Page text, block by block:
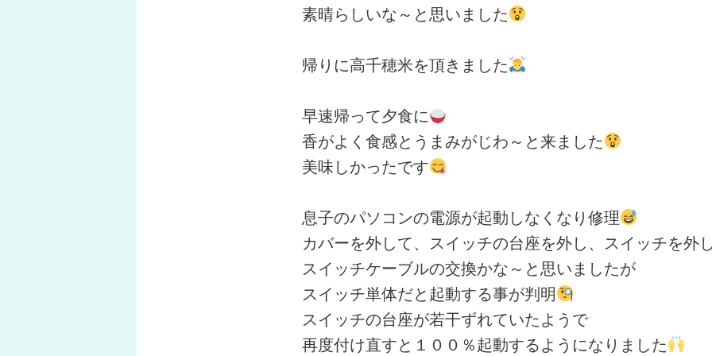
素晴らしいな～と思いました
帰りに高千穂米を頂きました
早速帰って夕食に
香がよく食感とうまみがじわ～と来ました
美味しかったです
息子のパソコンの電源が起動しなくなり修理
カバーを外して、スイッチの台座を外し、スイッチを外
スイッチケーブルの交換かな～と思いましたが
スイッチ単体だと起動する事が判明
スイッチの台座が若干ずれていたようで
再度付け直すと１００％起動するようになりました